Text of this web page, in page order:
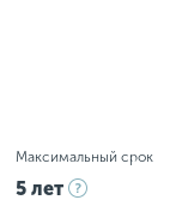
Максимальный срок
5 лет